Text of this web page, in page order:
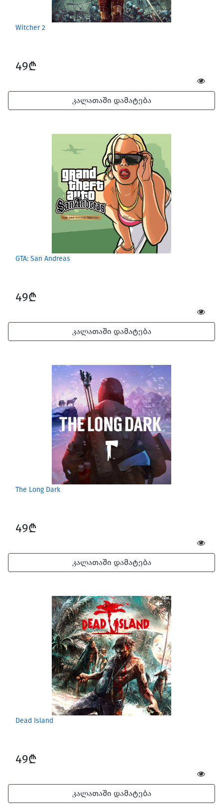
Witcher 2
49₾
კალათაში დამატება
GTA: San Andreas
49₾
კალათაში დამატება
The Long Dark
49₾
კალათაში დამატება
Dead Island
49₾
კალათაში დამატება